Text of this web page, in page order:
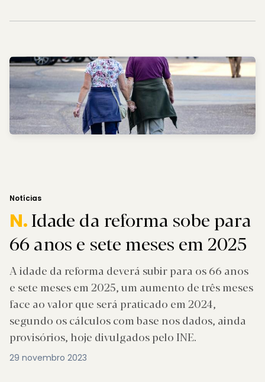
Notícias
N.Idade da reforma sobe para
66 anos e sete meses em 2025
A idade da reforma deverá subir para os 66 anos
e sete meses em 2025, um aumento de três meses
face ao valor que será praticado em 2024,
segundo os cálculos com base nos dados, ainda
provisórios, hoje divulgados pelo INE.
29 novembro 2023